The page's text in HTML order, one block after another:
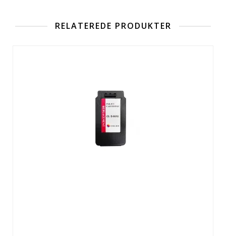
RELATEREDE PRODUKTER